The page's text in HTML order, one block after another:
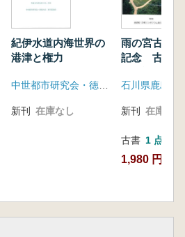
紀伊水道内海世界の
港津と権力
中世都市研究会・徳島大会実行委員会
新刊 在庫なし
雨の宮古墳
記念 古墳シ
新刊 在庫なし
古書 1 点
1,980 円